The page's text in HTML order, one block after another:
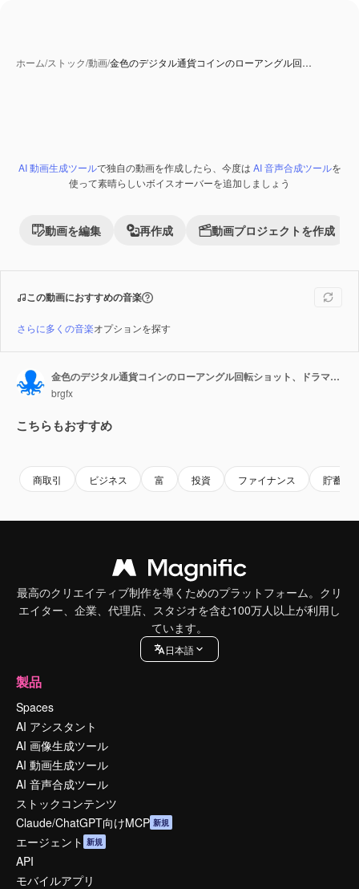
ホーム/ストック/動画/金色のデジタル通貨コインのローアングル回…
Premium
AI 動画生成ツールで独自の動画を作成したら、今度は AI 音声合成ツールを
使って素晴らしいボイスオーバーを追加しましょう
動画を編集 再作成 動画プロジェクトを作成
この動画におすすめの音楽
さらに多くの音楽オプションを探す
金色のデジタル通貨コインのローアングル回転ショット、ドラマチックな照明、黒い背景、浅いフォーカス。
brgfx
こちらもおすすめ
商取引 ビジネス 富 投資 ファイナンス 貯蓄
最高のクリエイティブ制作を導くためのプラットフォーム。クリ
エイター、企業、代理店、スタジオを含む100万人以上が利用し
ています。
日本語
製品
Spaces
AI アシスタント
AI 画像生成ツール
AI 動画生成ツール
AI 音声合成ツール
ストックコンテンツ
Claude/ChatGPT向けMCP 新規
エージェント 新規
API
モバイルアプリ